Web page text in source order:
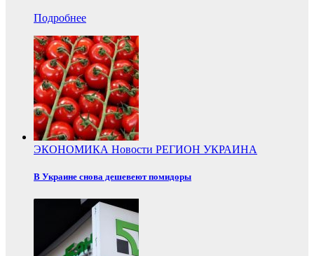
Подробнее
ЭКОНОМИКА Новости РЕГИОН УКРАИНА
В Украине снова дешевеют помидоры